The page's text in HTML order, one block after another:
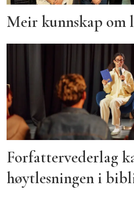
Meir kunnskap om
Forfattervederlag
høytlesningen i